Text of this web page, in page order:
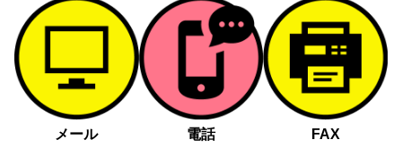
メール
電話 FAX